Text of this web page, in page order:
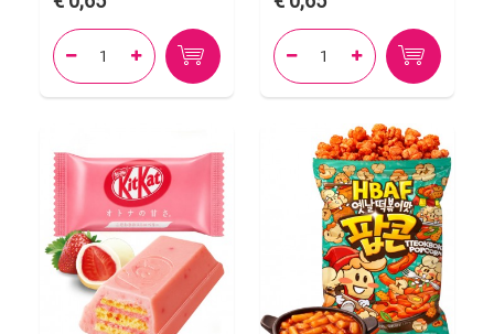
   